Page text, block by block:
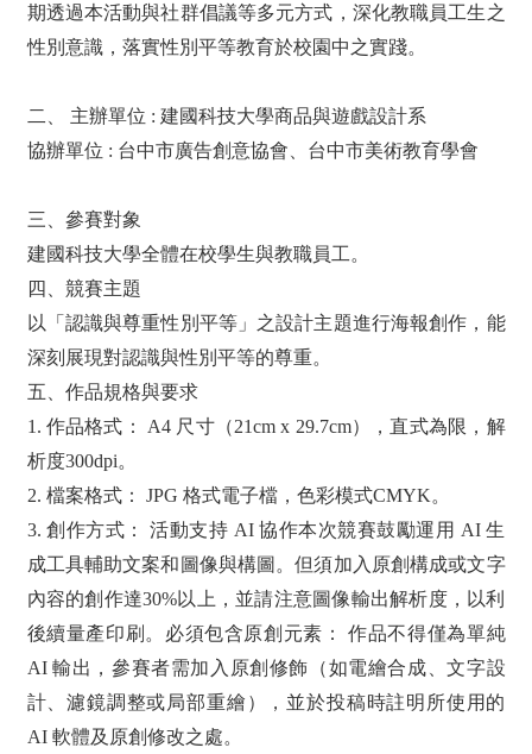
期透過本活動與社群倡議等多元方式，深化教職員工生之
性別意識，落實性別平等教育於校園中之實踐。
二、 主辦單位 : 建國科技大學商品與遊戲設計系
協辦單位 : 台中市廣告創意協會、台中市美術教育學會
三、參賽對象
建國科技大學全體在校學生與教職員工。
四、競賽主題
以「認識與尊重性別平等」之設計主題進行海報創作，能
深刻展現對認識與性別平等的尊重。
五、作品規格與要求
1. 作品格式： A4 尺寸（21cm x 29.7cm），直式為限，解
析度300dpi。
2. 檔案格式： JPG 格式電子檔，色彩模式CMYK。
3. 創作方式： 活動支持 AI 協作本次競賽鼓勵運用 AI 生
成工具輔助文案和圖像與構圖。但須加入原創構成或文字
內容的創作達30%以上，並請注意圖像輸出解析度，以利
後續量產印刷。必須包含原創元素： 作品不得僅為單純
AI 輸出，參賽者需加入原創修飾（如電繪合成、文字設
計、濾鏡調整或局部重繪），並於投稿時註明所使用的
AI 軟體及原創修改之處。